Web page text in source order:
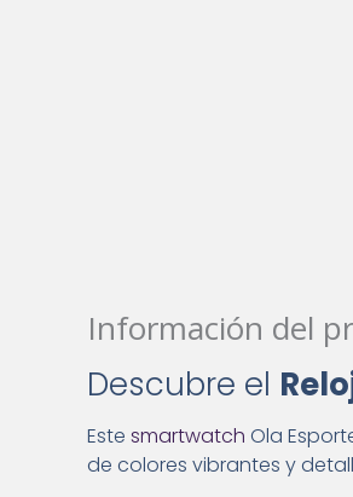
Información del
Descubre el
Estesmartwatch Ola
de colores vibrantes y